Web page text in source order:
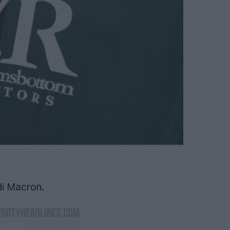
Macron.